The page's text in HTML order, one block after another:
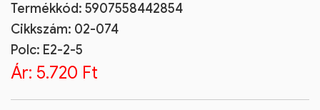
Termékkód: 5907558442854
Cikkszám: 02-074
Polc: E2-2-5
Ár: 5.720 Ft